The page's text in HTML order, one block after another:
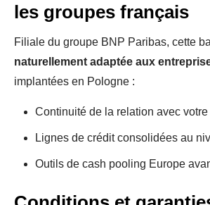
les groupes français
Filiale du groupe BNP Paribas, cette
naturellement adaptée aux
implantées en Pologne :
Continuité de la relation avec
Lignes de crédit consolidées au
Outils de cash pooling Europe